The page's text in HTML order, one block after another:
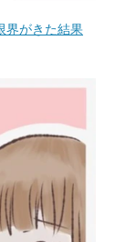
界がきた結果